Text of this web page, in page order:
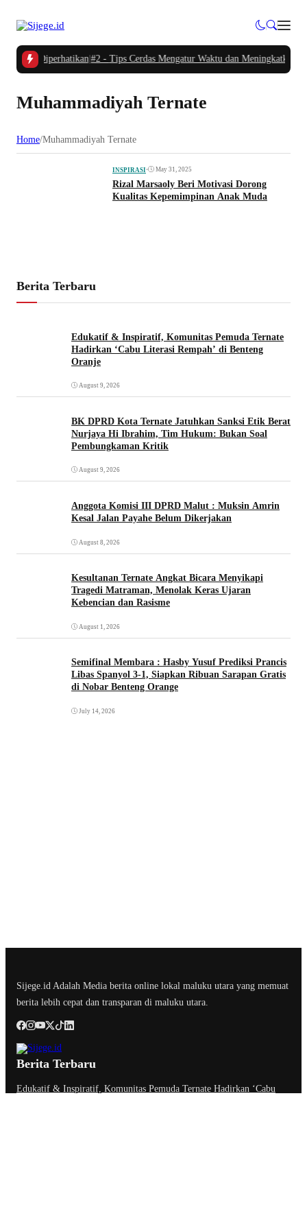
Perlu Diperhatikan|#2 - Tips Cerdas Mengatur Waktu dan Meningkatkan
Muhammadiyah Ternate
Home/Muhammadiyah Ternate
INSPIRASI • May 31, 2025
Rizal Marsaoly Beri Motivasi Dorong
Kualitas Kepemimpinan Anak Muda
Berita Terbaru
Edukatif & Inspiratif, Komunitas Pemuda Ternate
Hadirkan ‘Cabu Literasi Rempah’ di Benteng
Oranje
August 9, 2026
BK DPRD Kota Ternate Jatuhkan Sanksi Etik Berat
Nurjaya Hi Ibrahim, Tim Hukum: Bukan Soal
Pembungkaman Kritik
August 9, 2026
Anggota Komisi III DPRD Malut : Muksin Amrin
Kesal Jalan Payahe Belum Dikerjakan
August 8, 2026
Kesultanan Ternate Angkat Bicara Menyikapi
Tragedi Matraman, Menolak Keras Ujaran
Kebencian dan Rasisme
August 1, 2026
Semifinal Membara : Hasby Yusuf Prediksi Prancis
Libas Spanyol 3-1, Siapkan Ribuan Sarapan Gratis
di Nobar Benteng Orange
July 14, 2026
Sijege.id Adalah Media berita online lokal maluku utara yang memuat
berita lebih cepat dan transparan di maluku utara.
Berita Terbaru
Edukatif & Inspiratif, Komunitas Pemuda Ternate Hadirkan ‘Cabu